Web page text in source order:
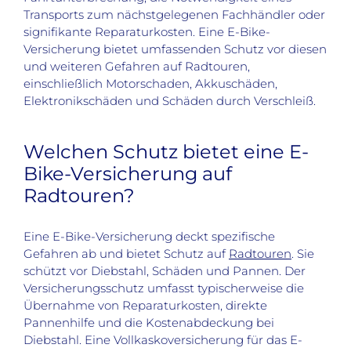
Transports zum nächstgelegenen Fachhändler oder
signifikante Reparaturkosten. Eine E-Bike-
Versicherung bietet umfassenden Schutz vor diesen
und weiteren Gefahren auf Radtouren,
einschließlich Motorschaden, Akkuschäden,
Elektronikschäden und Schäden durch Verschleiß.
Welchen Schutz bietet eine E-
Bike-Versicherung auf
Radtouren?
Eine E-Bike-Versicherung deckt spezifische
Gefahren ab und bietet Schutz auf Radtouren. Sie
schützt vor Diebstahl, Schäden und Pannen. Der
Versicherungsschutz umfasst typischerweise die
Übernahme von Reparaturkosten, direkte
Pannenhilfe und die Kostenabdeckung bei
Diebstahl. Eine Vollkaskoversicherung für das E-